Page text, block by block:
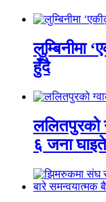
लुम्बिनीमा
हुँदै
ललितपुरको
६ जना घाइते